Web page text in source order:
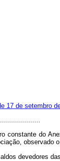
17 de setembro
constante do
devedores